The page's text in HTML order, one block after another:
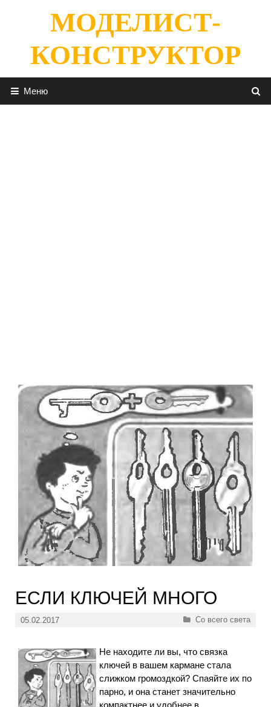
содержимомуМОДЕЛИСТ-
КОНСТРУКТОР
Меню
ЕСЛИ КЛЮЧЕЙ МНОГО
05.02.2017 Рубрики
Со всего света
Не находите ли вы, что связка
ключей в вашем кармане стала
слижком громоздкой? Спаяйте их по
парно, и она станет значительно